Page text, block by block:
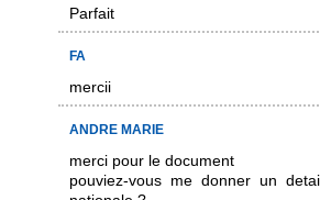
Parfait
FA
mercii
ANDRE MARIE
merci pour le document
pouviez-vous me donner un